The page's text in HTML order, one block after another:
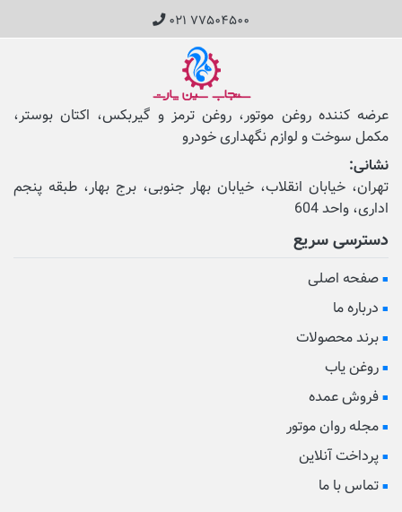
۰۲۱ ۷۷۵۰۴۵۰۰
عرضه کننده روغن موتور، روغن ترمز و گیربکس، اکتان بوستر،
مکمل‌ سوخت و لوازم نگهداری خودرو
نشانی:
تهران، خیابان انقلاب، خیابان بهار جنوبی، برج بهار، طبقه پنجم
اداری، واحد 604
دسترسی سریع
صفحه اصلی
درباره ما
برند محصولات
روغن یاب
فروش عمده
مجله روان موتور
پرداخت آنلاین
تماس با ما